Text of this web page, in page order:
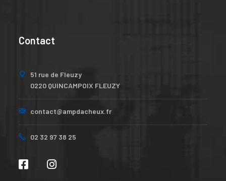
Contact
51 rue de Fleuzy
0220 QUINCAMPOIX FLEUZY
contact@ampdacheux.fr
02 32 97 38 25